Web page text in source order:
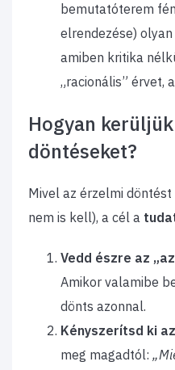
bemutatóterem
elrendezése)
amiben kritika
„racionális” érvet,
Hogyan
döntéseket?
Mivel az érzelmi
nem is kell), a cél a
Vedd észre az
Amikor valamibe
dönts azonnal.
Kényszerítsd ki
meg magadtól: